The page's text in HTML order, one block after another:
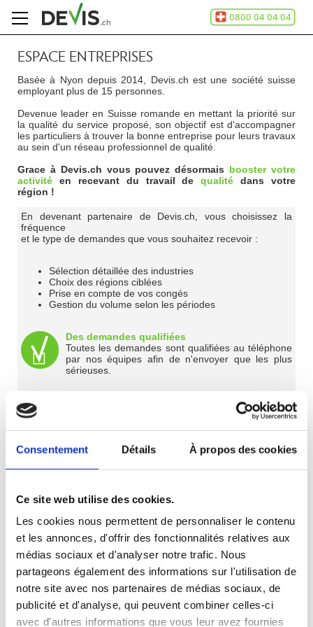
Consentement Détails À propos des cookies
Ce site web utilise des cookies.
Les cookies nous permettent de personnaliser le contenu
et les annonces, d'offrir des fonctionnalités relatives aux
médias sociaux et d'analyser notre trafic. Nous
partageons également des informations sur l'utilisation de
notre site avec nos partenaires de médias sociaux, de
publicité et d'analyse, qui peuvent combiner celles-ci
avec d'autres informations que vous leur avez fournies
Accueil
Comment
ça
marche
A
propos
de
Devis.ch
SA
Contact
Espace
entreprises
Mentions
Confidentialité
ESPACE ENTREPRISES
Basée à Nyon depuis 2014, Devis.ch est une société suisse
employant plus de 15 personnes.
Devenue leader en Suisse romande en mettant la priorité sur
la qualité du service proposé, son objectif est d'accompagner
les particuliers à trouver la bonne entreprise pour leurs travaux
au sein d'un réseau professionnel de qualité.
Grace à Devis.ch vous pouvez désormais booster votre
activité en recevant du travail dequalité dans votre
région !
En devenant partenaire de Devis.ch, vous choisissez la
fréquence
et le type de demandes que vous souhaitez recevoir :
Sélection détaillée des industries
Choix des régions ciblées
Prise en compte de vos congés
Gestion du volume selon les périodes
Des demandes qualifiées
Toutes les demandes sont qualifiées au téléphone
par nos équipes afin de n'envoyer que les plus
sérieuses.
Les demandes ne sont envoyées qu'à 3 ou 4
Des clients disponibles
vous et les rencontrer.
Devenir partenaire
Notre équipe est à votre disposition au022 552 22 28 ou par
email (
informations@devis.ch)
dessous vos coordonnées afin que nous vous contactions.